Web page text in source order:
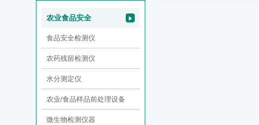
农业食品安全
食品安全检测仪
农药残留检测仪
水分测定仪
农业/食品样品前处理设备
微生物检测仪器